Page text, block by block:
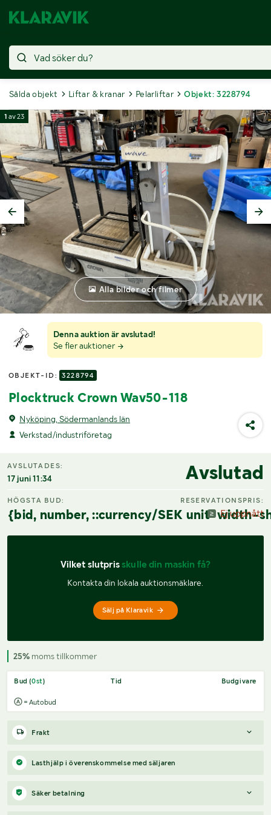
Sålda objekt Liftar & kranar Pelarliftar Objekt: 3228794
Denna auktion är avslutad!
Se fler auktioner
OBJEKT-ID: 3228794
Plocktruck Crown Wav50-118
Nyköping, Södermanlands län
Verkstad/industriföretag
1 av23
Alla bilder och filmer
AVSLUTADES:
17 juni 11:34 Avslutad
HÖGSTA BUD:
{bid, number, ::currency/SEK unit-width-
RESERVATIONSPRIS:
Ej uppnått
Vilket slutpris skulle din maskin få?
Kontakta din lokala auktionsmäklare.
Sälj på Klaravik
25% moms tillkommer
Bud (0st) Tid Budgivare
= Autobud
Frakt
Boka frakt?Det finns ingen specifik information om frakt för
just det här objektet, men om du skickar oss en förfrågan via
vårt
Lasthjälp i överenskommelse med säljaren
Säker betalning